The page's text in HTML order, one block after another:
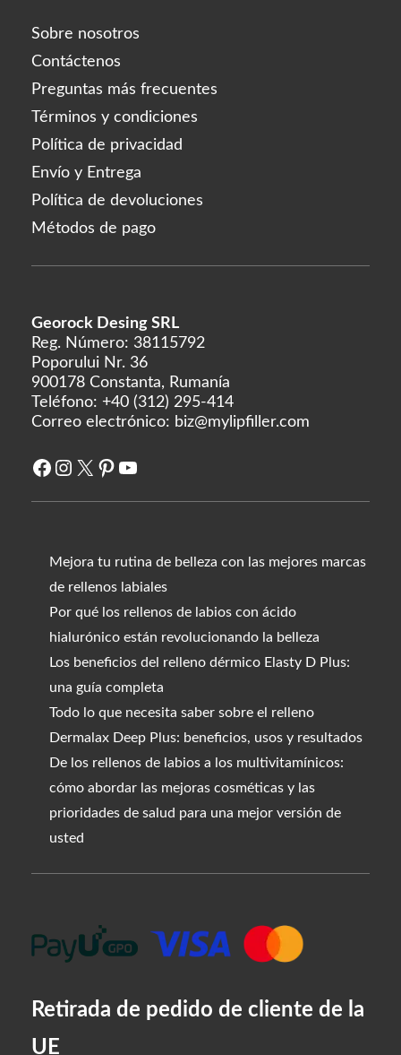
Sobre nosotros
Contáctenos
Preguntas más frecuentes
Términos y condiciones
Política de privacidad
Envío y Entrega
Política de devoluciones
Métodos de pago
Georock Desing SRL
Reg. Número: 38115792
Poporului Nr. 36
900178 Constanta, Rumanía
Teléfono: +40 (312) 295-414
Correo electrónico: biz@mylipfiller.com
Facebook
Instagram
X Pinterest
YouTube
Mejora tu rutina de belleza con las mejores marcas
de rellenos labiales
Por qué los rellenos de labios con ácido
hialurónico están revolucionando la belleza
Los beneficios del relleno dérmico Elasty D Plus:
una guía completa
Todo lo que necesita saber sobre el relleno
Dermalax Deep Plus: beneficios, usos y resultados
De los rellenos de labios a los multivitamínicos:
cómo abordar las mejoras cosméticas y las
prioridades de salud para una mejor versión de
usted
Retirada de pedido de cliente de la
UE